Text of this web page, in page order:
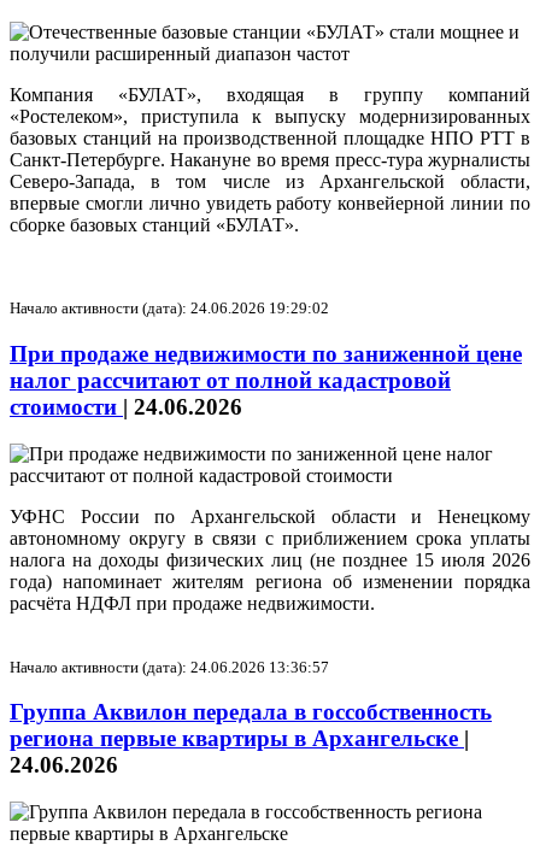
Компания «БУЛАТ», входящая в группу компаний
«Ростелеком», приступила к выпуску модернизированных
базовых станций на производственной площадке НПО РТТ в
Санкт‑Петербурге. Накануне во время пресс-тура журналисты
Северо‑Запада, в том числе из Архангельской области,
впервые смогли лично увидеть работу конвейерной линии по
сборке базовых станций «БУЛАТ».
Начало активности (дата): 24.06.2026 19:29:02
При продаже недвижимости по заниженной цене
налог рассчитают от полной кадастровой
стоимости | 24.06.2026
УФНС России по Архангельской области и Ненецкому
автономному округу в связи с приближением срока уплаты
налога на доходы физических лиц (не позднее 15 июля 2026
года) напоминает жителям региона об изменении порядка
расчёта НДФЛ при продаже недвижимости.
Начало активности (дата): 24.06.2026 13:36:57
Группа Аквилон передала в госсобственность
региона первые квартиры в Архангельске |
24.06.2026